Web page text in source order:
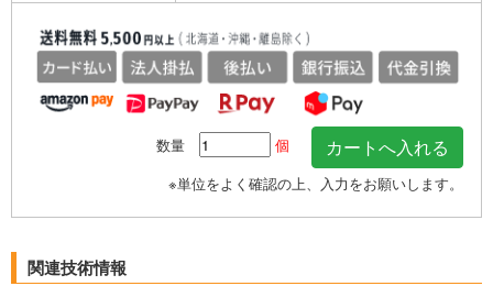
数量
個
※単位をよく確認の上、入力をお願いします。
関連技術情報